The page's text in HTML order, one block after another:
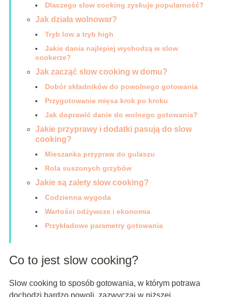
Dlaczego slow cooking zyskuje popularność?
Jak działa wolnowar?
Tryb low a tryb high
Jakie dania najlepiej wychodzą w slow
cookerze?
Jak zacząć slow cooking w domu?
Dobór składników do powolnego gotowania
Przygotowanie mięsa krok po kroku
Jak doprawić danie do wolnego gotowania?
Jakie przyprawy i dodatki pasują do slow
cooking?
Mieszanka przypraw do gulaszu
Rola suszonych grzybów
Jakie są zalety slow cooking?
Codzienna wygoda
Wartości odżywcze i ekonomia
Przykładowe parametry gotowania
Co to jest slow cooking?
Slow cooking to sposób gotowania, w którym potrawa
dochodzi bardzo powoli, zazwyczaj w niższej